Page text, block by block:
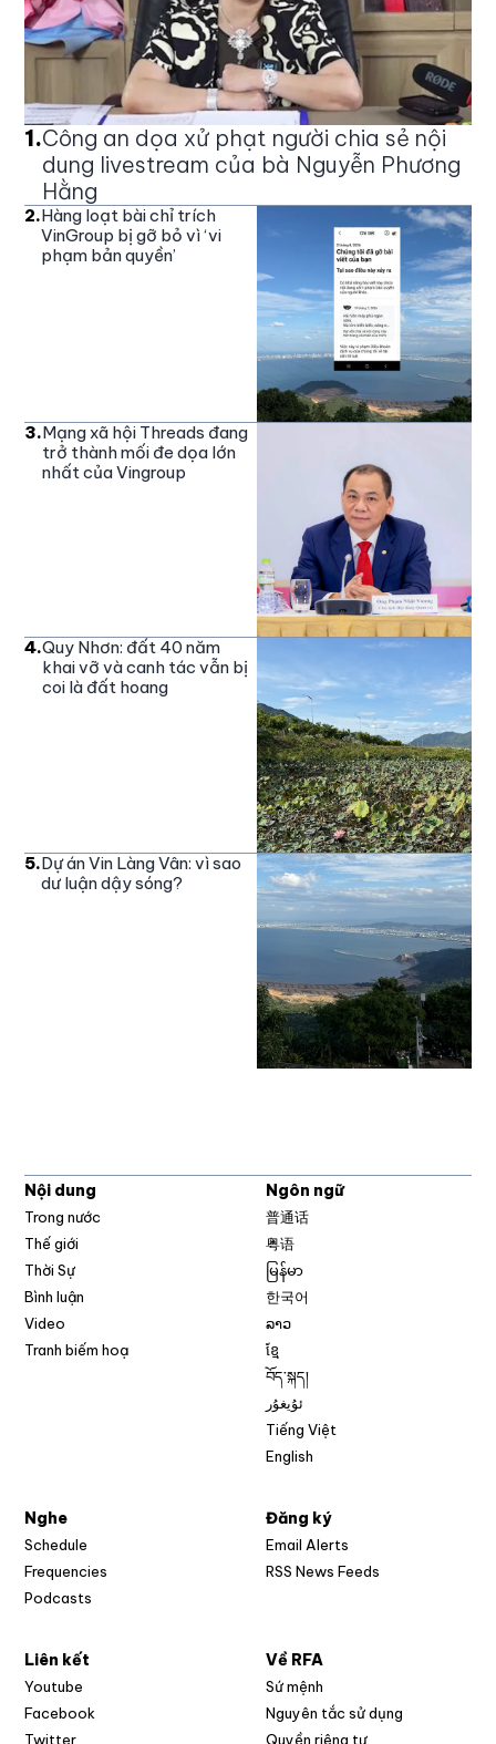
1.Công an dọa xử phạt người chia sẻ nội
dung livestream của bà Nguyễn Phương
Hằng
2.Hàng loạt bài chỉ trích
VinGroup bị gỡ bỏ vì ‘vi
phạm bản quyền’
3.Mạng xã hội Threads đang
trở thành mối đe dọa lớn
nhất của Vingroup
4.Quy Nhơn: đất 40 năm
khai vỡ và canh tác vẫn bị
coi là đất hoang
5.Dự án Vin Làng Vân: vì sao
dư luận dậy sóng?
Nội dung
Trong nước
Thế giới
Thời Sự
Bình luận
Video
Tranh biếm hoạ
Ngôn ngữ
普通话
粤语
မြန်မာ
한국어
ລາວ
ខ្មែ
བོད་སྐད།
ئۇيغۇر
Tiếng Việt
English
Nghe
Schedule
Frequencies
Podcasts
Đăng ký
Email Alerts
RSS News Feeds
Liên kết
Youtube
Facebook
Twitter
Về RFA
Sứ mệnh
Nguyên tắc sử dụng
Quyền riêng tư